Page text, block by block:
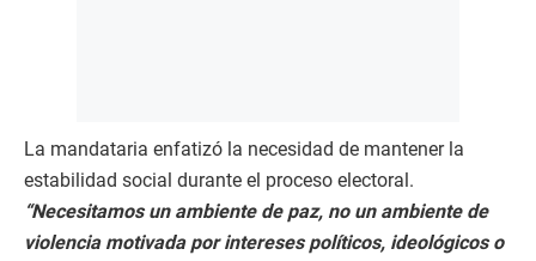
La mandataria enfatizó la necesidad de mantener la
estabilidad social durante el proceso electoral.
“Necesitamos un ambiente de paz, no un ambiente de
violencia motivada por intereses políticos, ideológicos o